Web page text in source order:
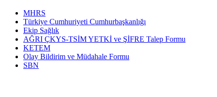
MHRS
Türkiye Cumhuriyeti Cumhurbaşkanlığı
Ekip Sağlık
AĞRI ÇKYS-TSİM YETKİ ve ŞİFRE Talep Formu
KETEM
Olay Bildirim ve Müdahale Formu
SBN